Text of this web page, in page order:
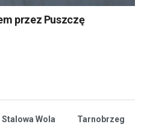
przez Puszczę
Stalowa Wola
Tarnobrzeg